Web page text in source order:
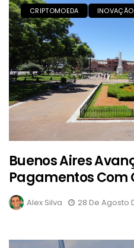
CRIPTOMOEDA INOVAÇÃO
Buenos Aires
Pagamentos
Alex Silva 28 De Agosto